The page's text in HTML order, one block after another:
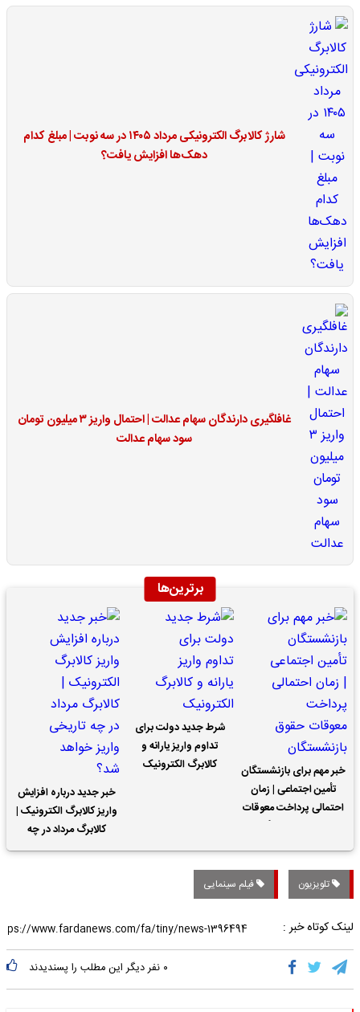
شارژ کالابرگ الکترونیکی مرداد ۱۴۰۵ در سه نوبت | مبلغ کدام
دهک‌ها افزایش یافت؟
غافلگیری دارندگان سهام عدالت | احتمال واریز ۳ میلیون تومان
سود سهام عدالت
برترین‌ها
خبر مهم برای بازنشستگان
تأمین اجتماعی | زمان
احتمالی پرداخت معوقات
شرط جدید دولت برای
تداوم واریز یارانه و
کالابرگ الکترونیک
خبر جدید درباره افزایش
واریز کالابرگ الکترونیک |
کالابرگ مرداد در چه
تاریخی واریز خواهد شد؟
تلویزیون فیلم سینمایی
لینک کوتاه خبر :
۰ نفر دیگر این مطلب را پسندیدند